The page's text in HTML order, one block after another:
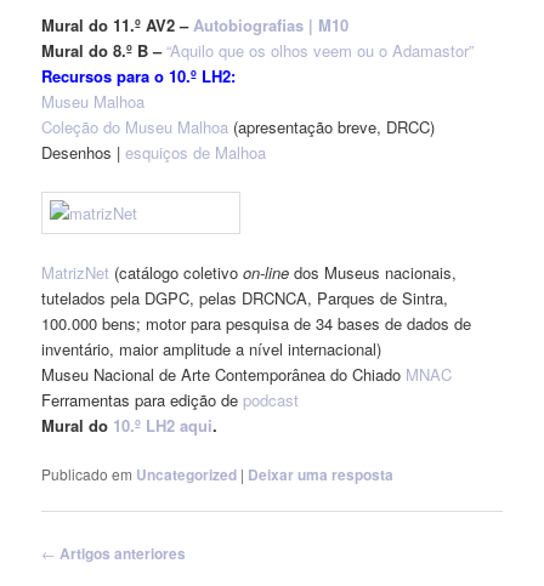
Mural do 11.º AV2 –Autobiografias | M10
Mural do 8.º B –“Aquilo que os olhos veem ou o Adamastor”
Recursos para o 10.º LH2:
Museu Malhoa
Coleção do Museu Malhoa (apresentação breve, DRCC)
Desenhos |esquiços de Malhoa
MatrizNet (catálogo coletivoon-line dos Museus nacionais,
tutelados pela DGPC, pelas DRCNCA, Parques de Sintra,
100.000 bens; motor para pesquisa de 34 bases de dados de
inventário, maior amplitude a nível internacional)
Museu Nacional de Arte Contemporânea do Chiado MNAC
Ferramentas para edição de podcast
Mural do 10.º LH2 aqui.
Publicado em Uncategorized | Deixar uma resposta
Navegação de posts
← Artigos anteriores